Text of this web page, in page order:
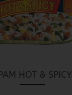
HOT & SPICY